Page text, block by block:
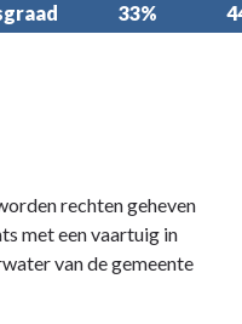
33%
rechten geheven
met een vaartuig in
van de gemeente